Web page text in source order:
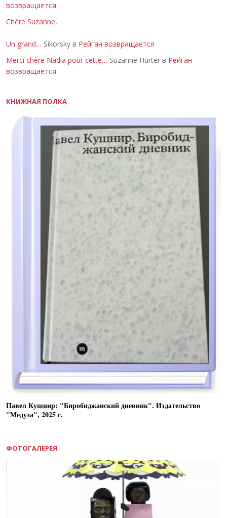
возвращается
Chère Suzanne,
Un grand… Sikorsky в Рейган возвращается
Merci chère Nadia pour cette… Suzanne Hurter в Рейган
возвращается
КНИЖНАЯ ПОЛКА
Павел Кушнир: "Биробиджанский дневник". Издательство
"Медуза", 2025 г.
ФОТОГАЛЕРЕЯ